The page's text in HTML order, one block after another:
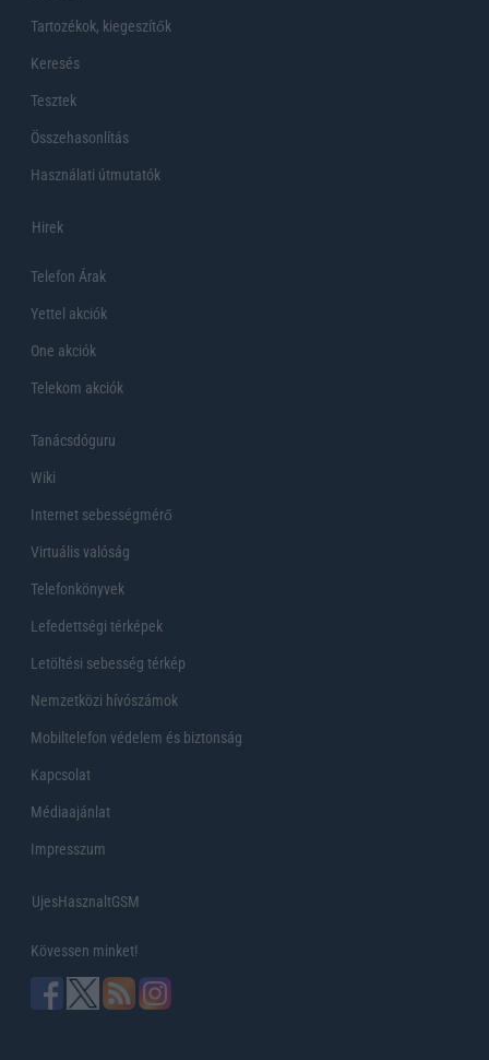
Tartozékok, kiegeszítők
Keresés
Tesztek
Összehasonlítás
Használati útmutatók
Hirek
Telefon Árak
Yettel akciók
One akciók
Telekom akciók
Tanácsdóguru
Wiki
Internet sebességmérő
Virtuális valóság
Telefonkönyvek
Lefedettségi térképek
Letöltési sebesség térkép
Nemzetközi hívószámok
Mobiltelefon védelem és biztonság
Kapcsolat
Médiaajánlat
Impresszum
UjesHasznaltGSM
Kövessen minket!